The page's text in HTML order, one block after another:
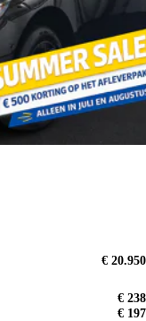
€ 20.950
€ 238
€ 197